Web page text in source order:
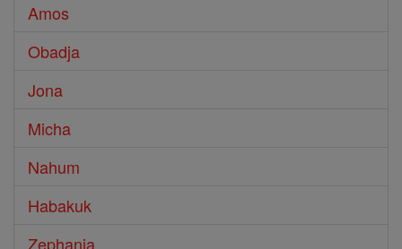
Amos
Obadja
Jona
Micha
Nahum
Habakuk
Zephanja